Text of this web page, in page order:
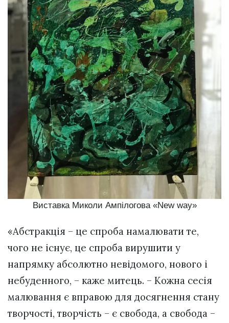
Виставка Миколи Ампілогова «New way»
«Абстракція – це спроба намалювати те,
чого не існує, це спроба вирушити у
напрямку абсолютно невідомого, нового і
небуденного, – каже митець. – Кожна сесія
малювання є вправою для досягнення стану
творчості, творчість – є свобода, а свобода –